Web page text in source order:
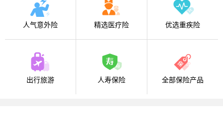
人气意外险 精选医疗险 优选重疾险
出行旅游 人寿保险 全部保险产品